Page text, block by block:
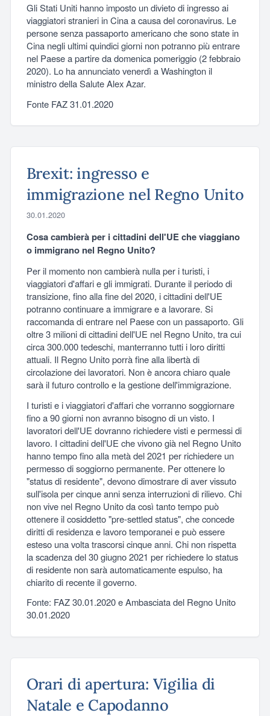
Gli Stati Uniti hanno imposto un divieto di ingresso ai
viaggiatori stranieri in Cina a causa del coronavirus. Le
persone senza passaporto americano che sono state in
Cina negli ultimi quindici giorni non potranno più entrare
nel Paese a partire da domenica pomeriggio (2 febbraio
2020). Lo ha annunciato venerdì a Washington il
ministro della Salute Alex Azar.
Fonte FAZ 31.01.2020
Brexit: ingresso e
immigrazione nel Regno Unito
30.01.2020
Cosa cambierà per i cittadini dell'UE che viaggiano
o immigrano nel Regno Unito?
Per il momento non cambierà nulla per i turisti, i
viaggiatori d'affari e gli immigrati. Durante il periodo di
transizione, fino alla fine del 2020, i cittadini dell'UE
potranno continuare a immigrare e a lavorare. Si
raccomanda di entrare nel Paese con un passaporto. Gli
oltre 3 milioni di cittadini dell'UE nel Regno Unito, tra cui
circa 300.000 tedeschi, manterranno tutti i loro diritti
attuali. Il Regno Unito porrà fine alla libertà di
circolazione dei lavoratori. Non è ancora chiaro quale
sarà il futuro controllo e la gestione dell'immigrazione.
I turisti e i viaggiatori d'affari che vorranno soggiornare
fino a 90 giorni non avranno bisogno di un visto. I
lavoratori dell'UE dovranno richiedere visti e permessi di
lavoro. I cittadini dell'UE che vivono già nel Regno Unito
hanno tempo fino alla metà del 2021 per richiedere un
permesso di soggiorno permanente. Per ottenere lo
"status di residente", devono dimostrare di aver vissuto
sull'isola per cinque anni senza interruzioni di rilievo. Chi
non vive nel Regno Unito da così tanto tempo può
ottenere il cosiddetto "pre-settled status", che concede
diritti di residenza e lavoro temporanei e può essere
esteso una volta trascorsi cinque anni. Chi non rispetta
la scadenza del 30 giugno 2021 per richiedere lo status
di residente non sarà automaticamente espulso, ha
chiarito di recente il governo.
Fonte: FAZ 30.01.2020 e Ambasciata del Regno Unito
30.01.2020
Orari di apertura: Vigilia di
Natale e Capodanno